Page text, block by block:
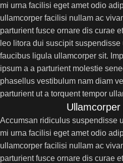
mi urna facilisi eget amet odio
ullamcorper facilisi nullam ac
parturient fusce ornare dis curae
leo litora dui suscipit
faucibus ligula ullamcorper sit.
ipsum a a parturient molestie
phasellus vestibulum nam diam
parturient ut a torquent tempor
Accumsan ridiculus suspendisse
mi urna facilisi eget amet odio
ullamcorper facilisi nullam ac
parturient fusce ornare dis curae